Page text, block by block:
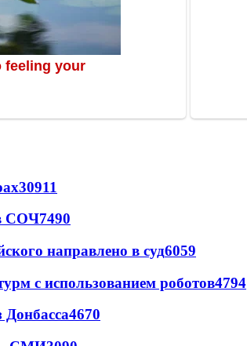
30911
СОЧ7490
направлено в суд6059
с использованием роботов4794
Донбасса4670